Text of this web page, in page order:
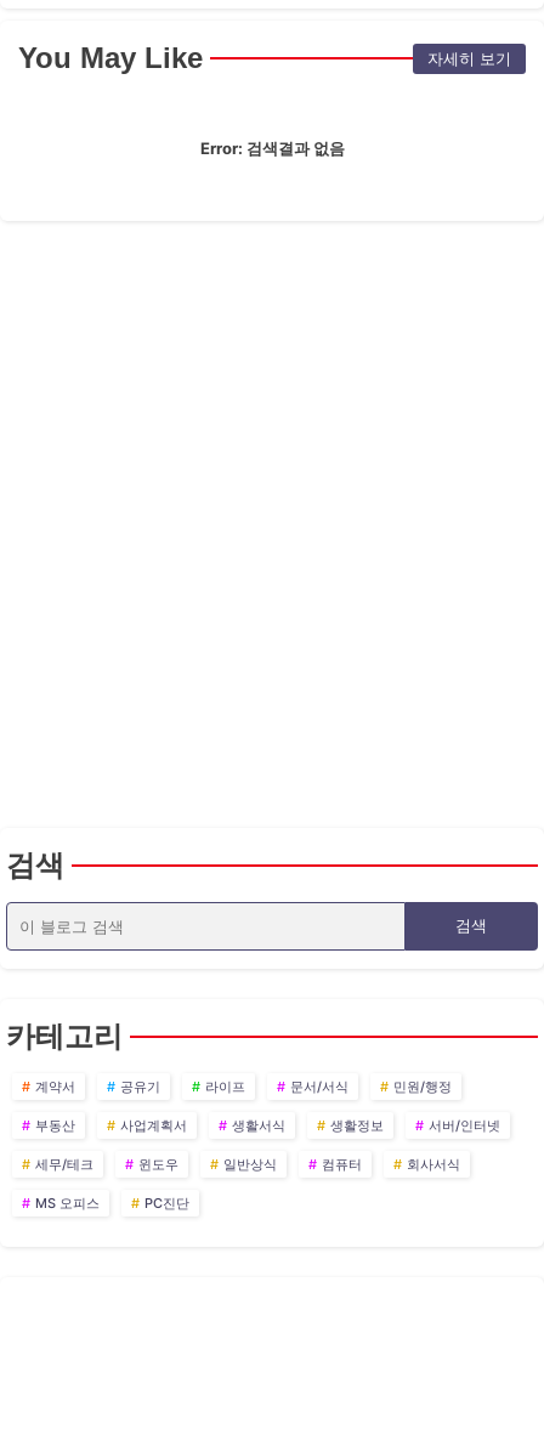
You May Like 자세히 보기
Error: 검색결과 없음
검색
카테고리
계약서 공유기 라이프 문서/서식 민원/행정
부동산 사업계획서 생활서식 생활정보 서버/인터넷
세무/테크 윈도우 일반상식 컴퓨터 회사서식
MS 오피스 PC진단